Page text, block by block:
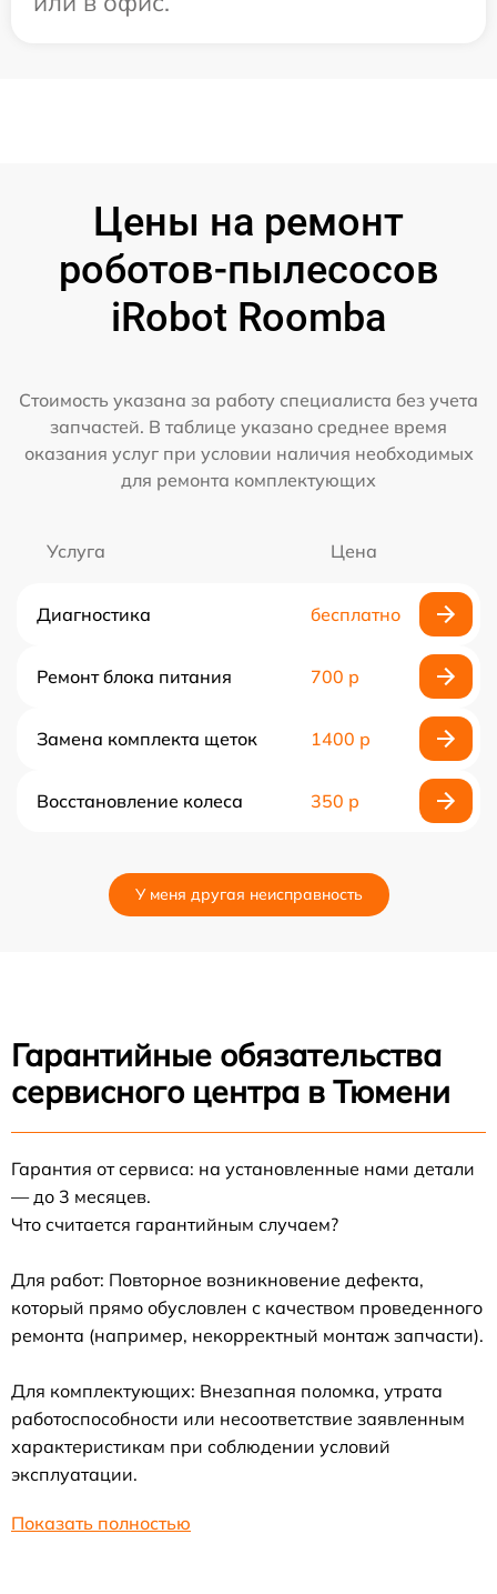
Цены на ремонт
роботов-пылесосов
iRobot Roomba
Стоимость указана за работу специалиста без учета
запчастей. В таблице указано среднее время
оказания услуг при условии наличия необходимых
для ремонта комплектующих
Услуга Цена
Диагностика бесплатно
Ремонт блока питания 700 р
Замена комплекта щеток 1400 р
Восстановление колеса 350 р
У меня другая неисправность
Гарантийные обязательства
сервисного центра в Тюмени
Гарантия от сервиса: на установленные нами детали
— до 3 месяцев.
Что считается гарантийным случаем?
Для работ: Повторное возникновение дефекта,
который прямо обусловлен с качеством проведенного
ремонта (например, некорректный монтаж запчасти).
Для комплектующих: Внезапная поломка, утрата
работоспособности или несоответствие заявленным
характеристикам при соблюдении условий
эксплуатации.
Показать полностью